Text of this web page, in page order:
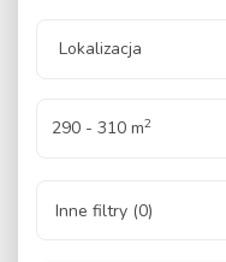
Lokalizacja
290 - 310 m2
Inne filtry (0)